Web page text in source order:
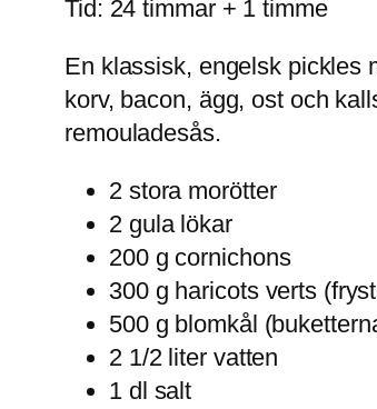
Tid: 24 timmar + 1 timme
En klassisk, engelsk pickles
korv, bacon, ägg, ost och
remouladesås.
2 stora morötter
2 gula lökar
200 g cornichons
300 g haricots verts
500 g blomkål
2 1/2 liter vatten
1 dl salt